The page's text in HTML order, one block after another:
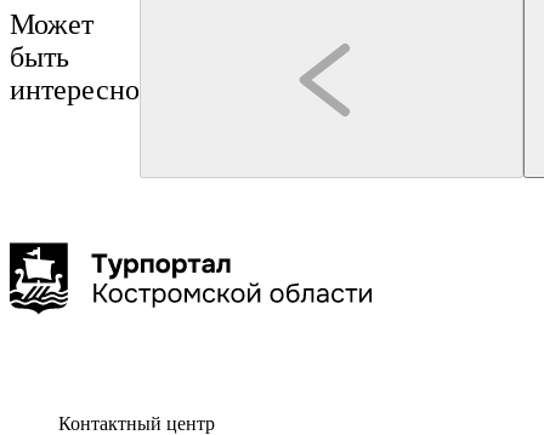
Может
быть
интересно
Контактный центр